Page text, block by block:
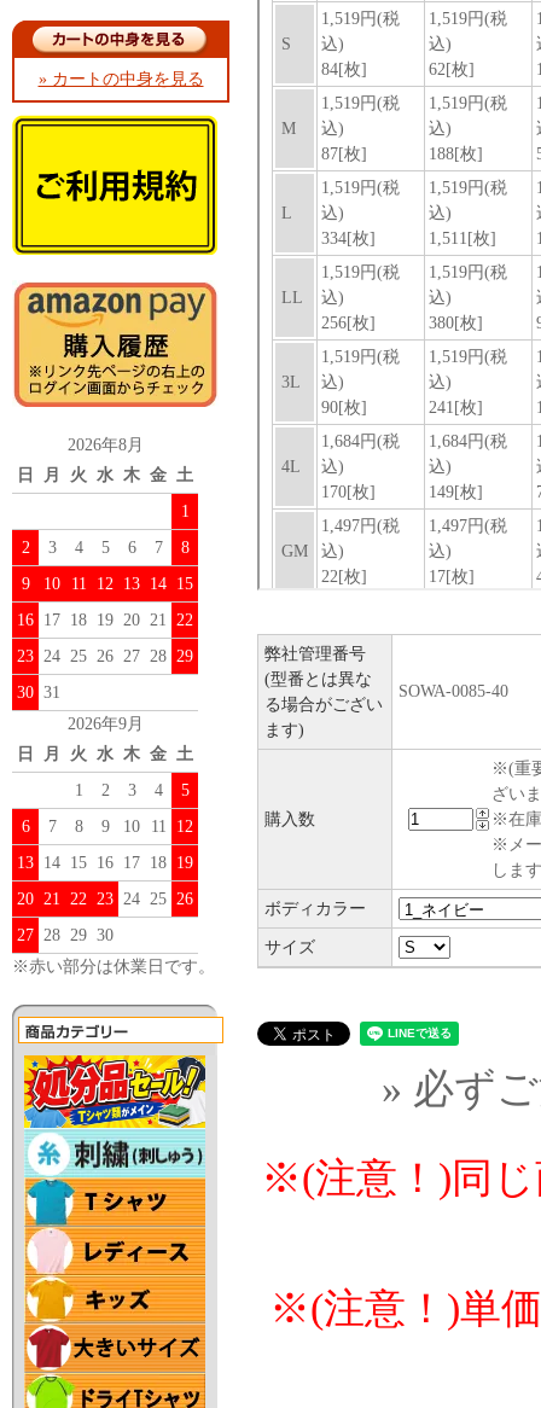
» カートの中身を見る
2026年8月
日
月 火 水 木 金 土
1
2
3 4 5 6 7
8
9
10 11 12 13 14 15
16 17 18 19 20 21 22
23 24 25 26 27 28 29
30 31
2026年9月
日
月 火 水 木 金 土
1
2 3 4
5
6
7 8 9 10 11
12
13 14 15 16 17 18 19
20 21 22 23 24 25 26
27 28 29 30
※赤い部分は休業日です。
弊社管理番号
(型番とは異な
る場合がござい
ます)
SOWA-0085-40
購入数
※(重
ざい
※在庫
※メー
しま
ボディカラー
サイズ
» 必ず
※(注意！)同
※(注意！)単